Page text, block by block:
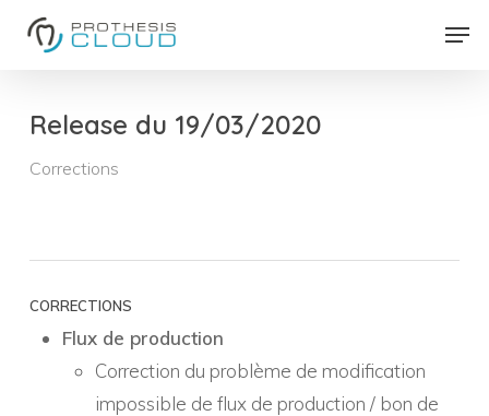
contentRelease du 19/03/2020
Corrections
CORRECTIONS
Flux de production
Correction du problème de modification
impossible de flux de production / bon de